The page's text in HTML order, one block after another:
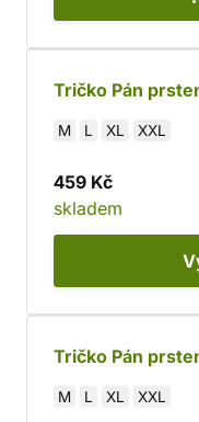
Tričko Pán
M L XL XXL
459 Kč
skladem
Tričko Pán
M L XL XXL